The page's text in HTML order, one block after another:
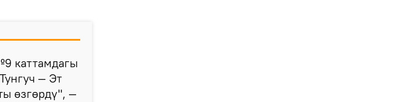
каттамдагы
— Эт
өзгөрдү", —